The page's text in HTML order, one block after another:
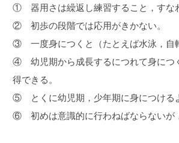
① 器用さは繰返し練習すること，すな
② 初歩の段階では応用がきかない。
③ 一度身につくと（たとえば水泳，自
④ 幼児期から成長するにつれて身につ
得できる。
⑤ とくに幼児期，少年期に身につける
⑥ 初めは意識的に行わねばならないが